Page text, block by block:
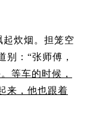
炊烟。担笼空
别： “张师傅，
等车的时候，
来，他也跟着